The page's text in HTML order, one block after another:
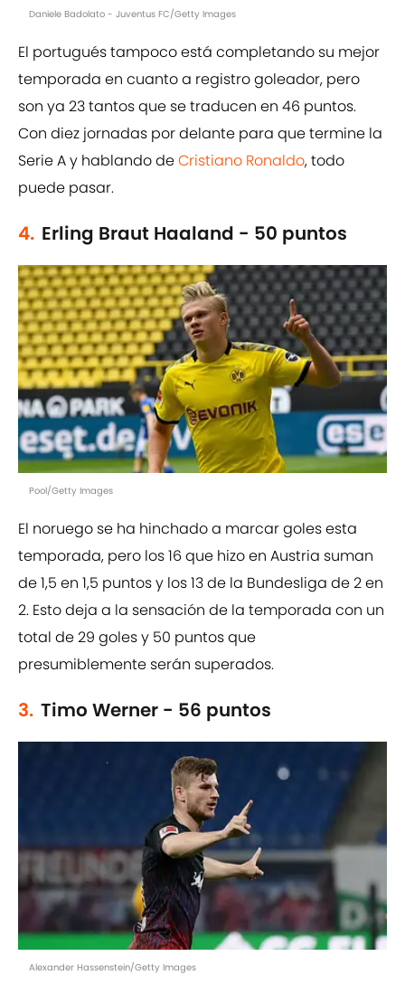
Daniele Badolato - Juventus FC/Getty Images
El portugués tampoco está completando su mejor
temporada en cuanto a registro goleador, pero
son ya 23 tantos que se traducen en 46 puntos.
Con diez jornadas por delante para que termine la
Serie A y hablando deCristiano Ronaldo, todo
puede pasar.
4. Erling Braut Haaland - 50 puntos
Pool/Getty Images
El noruego se ha hinchado a marcar goles esta
temporada, pero los 16 que hizo en Austria suman
de 1,5 en 1,5 puntos y los 13 de la Bundesliga de 2 en
2. Esto deja a la sensación de la temporada con un
total de 29 goles y 50 puntos que
presumiblemente serán superados.
3. Timo Werner - 56 puntos
Alexander Hassenstein/Getty Images